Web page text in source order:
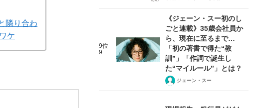
隣り合わ
ケ
9位
9
《ジェーン・スー初のし
ごと連載》35歳会社員か
ら、現在に至るまで…
「初の著書で得た“教
訓”」「作詞で誕生し
た“マイルール”」とは？
ジェーン・スー